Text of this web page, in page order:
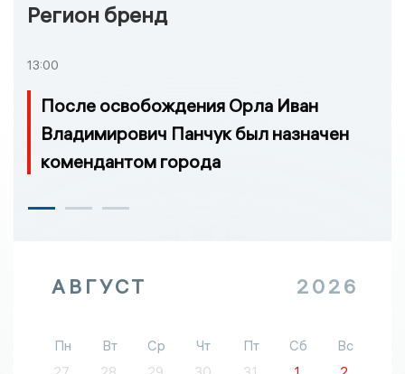
Регион бренд
13:00
После освобождения Орла Иван
Владимирович Панчук был назначен
комендантом города
АВГУСТ 2026
Пн Вт Ср Чт Пт Сб
Вс